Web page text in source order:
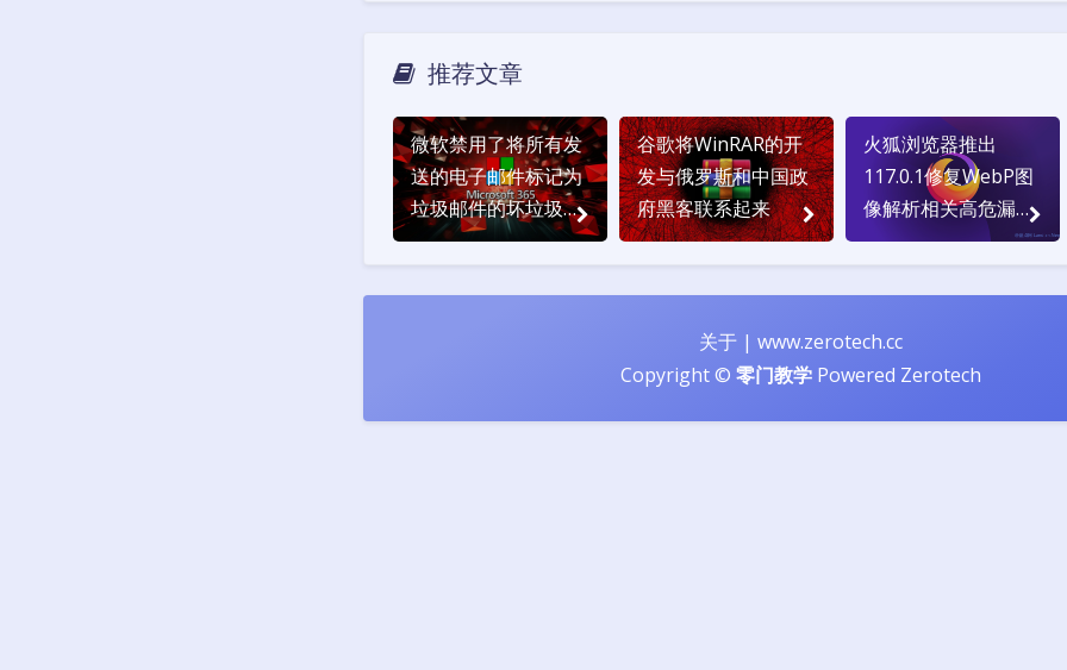
推荐文章
微软禁用了将所有发
送的电子邮件标记为
垃圾邮件的坏垃圾邮
件规则
谷歌将WinRAR的开
发与俄罗斯和中国政
府黑客联系起来
火狐浏览器推出
117.0.1修复WebP图
像解析相关高危漏洞
请立即升级
关于| www.zerotech.cc
Copyright © 零门教学Powered Zerotech